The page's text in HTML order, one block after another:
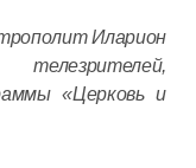
Иларион
«Церковь и